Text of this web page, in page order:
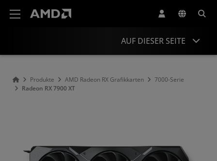
AUF DIESER SEITE
Produkte AMD Radeon RX Grafikkarten
7000-Serie
Radeon RX 7900 XT